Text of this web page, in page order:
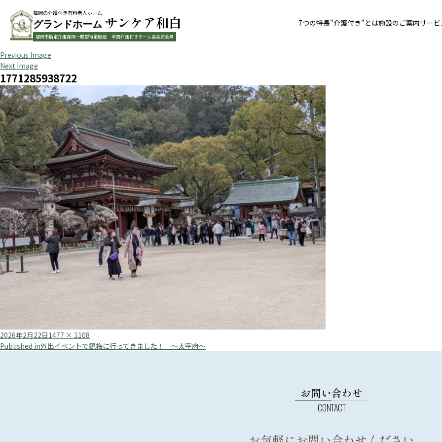
福岡の介護付き有料老人ホーム
グランドホーム サンケア和白
福岡市指定介護保険一般型特定施設 全国介護付きホーム協会正会員
7つの特長"介護付き"とは施設のご案内サー
Previous Image
Next Image
1771285938722
Posted
on
2026年2月22日Full
size
1477 × 1108
投
Published in外出イベントで観梅に行ってきました！ ～太宰府～
お問い合わせ